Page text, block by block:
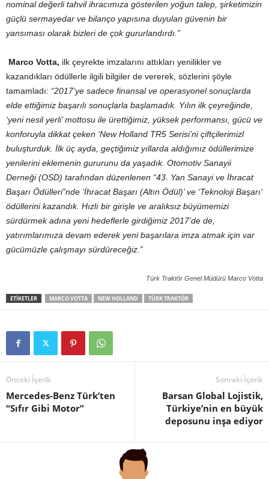
nominal değerli tahvil ihracımıza gösterilen yoğun talep, şirketimizin
güçlü sermayedar ve bilanço yapısına duyulan güvenin bir
yansıması olarak bizleri de çok gururlandırdı.”
Marco Votta, ilk çeyrekte imzalarını attıkları yenilikler ve
kazandıkları ödüllerle ilgili bilgiler de vererek, sözlerini şöyle
tamamladı: “2017’ye sadece finansal ve operasyonel sonuçlarda
elde ettiğimiz başarılı sonuçlarla başlamadık. Yılın ilk çeyreğinde,
‘yeni nesil yerli’ mottosu ile ürettiğimiz, yüksek performansı, gücü ve
konforuyla dikkat çeken ‘New Holland TR5 Serisi’ni çiftçilerimizl
buluşturduk. İlk üç ayda, geçtiğimiz yıllarda aldığımız ödüllerimize
yenilerini eklemenin gururunu da yaşadık. Otomotiv Sanayii
Derneği (OSD) tarafından düzenlenen “43. Yan Sanayive İhracat
Başarı Ödülleri”nde ‘İhracat Başarı (Altın Ödül)’ ve ‘TeknolojiBaşarı’
ödüllerini kazandık. Hızlı bir girişle ve aralıksız büyümemizi
sürdürmek adına yeni hedeflerle girdiğimiz 2017’de de,
yatırımlarımıza devam ederek yeni başarılara imza atmak için var
gücümüzle çalışmayı sürdüreceğiz.”
Türk Traktör Genel Müdürü Marco Votta
ETIKETLER MARCO VOTTA NEW HOLLAND TÜRK TRAKTÖR
Önceki İçerik
Mercedes-Benz Türk’ten
“Sıfır Gibi Motor”
Sonraki İçerik
Barsan Global Lojistik,
Türkiye’nin en büyük
deposunu inşa ediyor